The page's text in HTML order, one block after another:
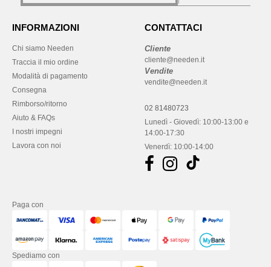
INFORMAZIONI
Chi siamo Needen
Traccia il mio ordine
Modalità di pagamento
Consegna
Rimborso/ritorno
Aiuto & FAQs
I nostri impegni
Lavora con noi
CONTATTACI
Cliente
cliente@needen.it
Vendite
vendite@needen.it
02 81480723
Lunedì - Giovedì: 10:00-13:00 e
14:00-17:30
Venerdì: 10:00-14:00
Paga con
Spediamo con